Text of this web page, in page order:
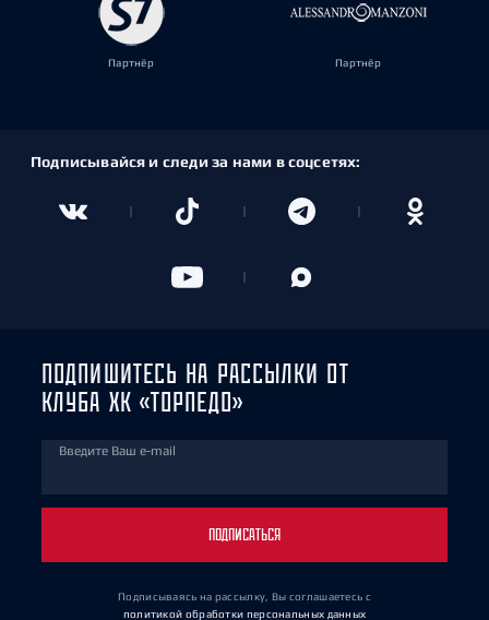
Партнёр Партнёр
Подписывайся и следи за нами в соцсетях:
ПОДПИШИТЕСЬ НА РАССЫЛКИ ОТ
КЛУБА ХК «ТОРПЕДО»
Введите Ваш e-mail
ПОДПИСАТЬСЯ
Подписываясь на рассылку, Вы соглашаетесь с
политикой обработки персональных данных